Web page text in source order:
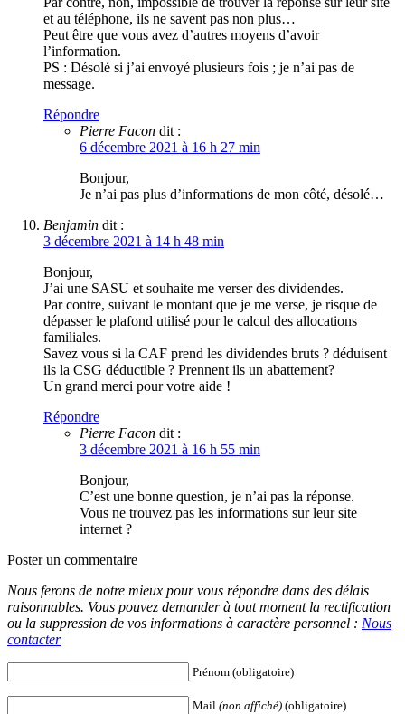
et au téléphone, ils ne savent pas non plus…
Peut être que vous avez d’autres moyens d’avoir
l’information.
PS : Désolé si j’ai envoyé plusieurs fois ; je n’ai pas de
message.
Répondre
Pierre Facon dit :
6 décembre 2021 à 16 h 27 min
Bonjour,
Je n’ai pas plus d’informations de mon côté, désolé…
Benjamin dit :
3 décembre 2021 à 14 h 48 min
Bonjour,
J’ai une SASU et souhaite me verser des dividendes.
Par contre, suivant le montant que je me verse, je risque de
dépasser le plafond utilisé pour le calcul des allocations
familiales.
Savez vous si la CAF prend les dividendes bruts ? déduisent
ils la CSG déductible ? Prennent ils un abattement?
Un grand merci pour votre aide !
Répondre
Pierre Facon dit :
3 décembre 2021 à 16 h 55 min
Bonjour,
C’est une bonne question, je n’ai pas la réponse.
Vous ne trouvez pas les informations sur leur site
internet ?
Poster un commentaire
Nous ferons de notre mieux pour vous répondre dans des délais
raisonnables. Vous pouvez demander à tout moment la rectification
ou la suppression de vos informations à caractère personnel : Nous
contacter
Prénom (obligatoire)
Mail (non affiché) (obligatoire)